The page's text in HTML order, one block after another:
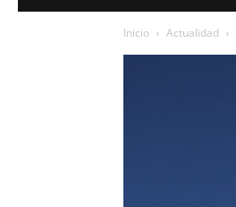
Inicio Actualidad